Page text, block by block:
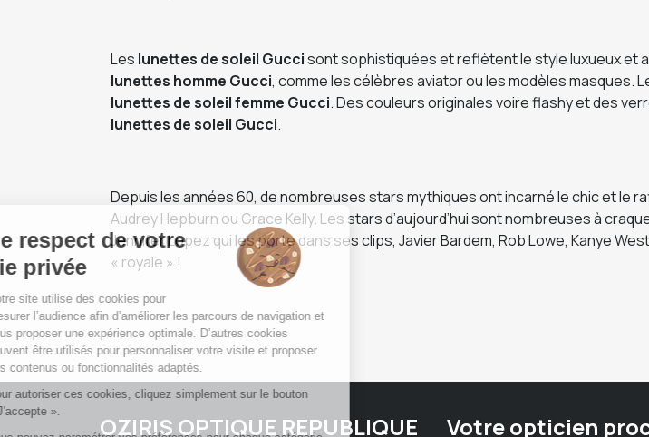
Les lunettes de soleil Guccisont sophistiquées et reflètent le style luxueux et
lunettes homme Gucci, comme les célèbres aviator ou les modèles
lunettes de soleil femme Gucci. Des couleurs originales voire flashy et des
lunettes de soleil Gucci.
Depuis les années 60, de nombreuses stars mythiques ont incarné le chic et le
Audrey Hepburn ou Grace Kelly. Les stars d’aujourd’hui sont nombreuses à
Jennifer Lopez qui les porte dans ses clips, Javier Bardem, Rob Lowe, Kanye
« royale » !
OZIRIS OPTIQUE REPUBLIQUE Votre opticien